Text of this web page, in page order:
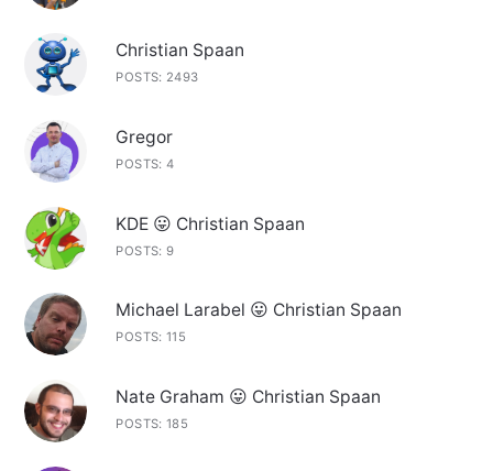
Christian Spaan
POSTS: 2493
Gregor
POSTS: 4
KDE 😛 Christian Spaan
POSTS: 9
Michael Larabel 😛 Christian Spaan
POSTS: 115
Nate Graham 😛 Christian Spaan
POSTS: 185